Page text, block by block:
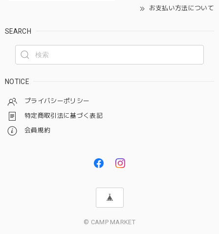
お支払い方法について
SEARCH
NOTICE
プライバシーポリシー
特定商取引法に基づく表記
会員規約
© CAMP MARKET